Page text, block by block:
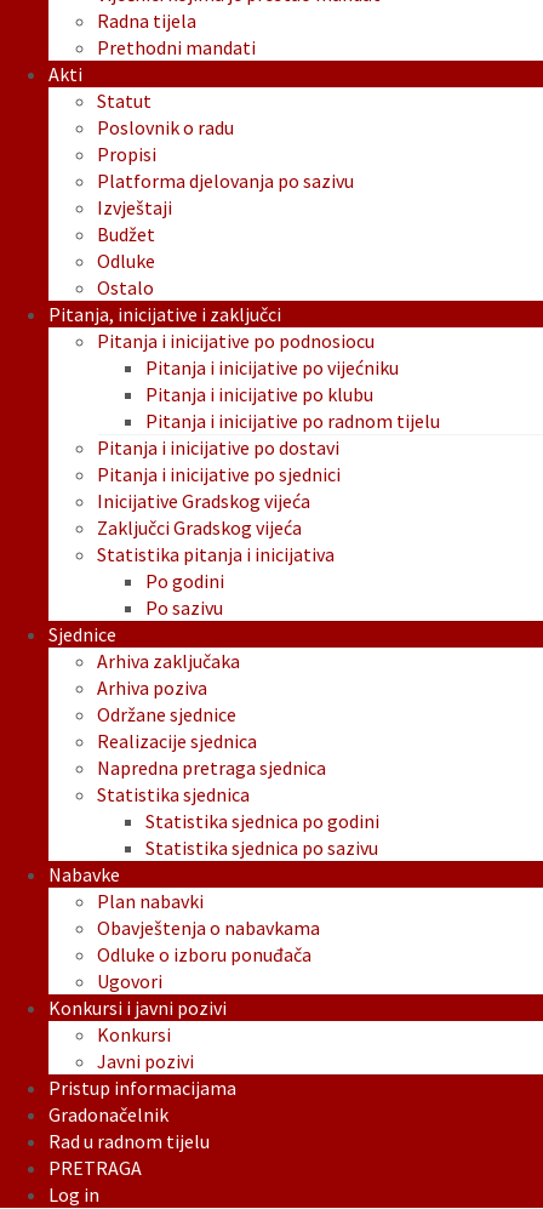
Radna tijela
Prethodni mandati
Akti
Statut
Poslovnik o radu
Propisi
Platforma djelovanja po sazivu
Izvještaji
Budžet
Odluke
Ostalo
Pitanja, inicijative i zaključci
Pitanja i inicijative po podnosiocu
Pitanja i inicijative po vijećniku
Pitanja i inicijative po klubu
Pitanja i inicijative po radnom tijelu
Pitanja i inicijative po dostavi
Pitanja i inicijative po sjednici
Inicijative Gradskog vijeća
Zaključci Gradskog vijeća
Statistika pitanja i inicijativa
Po godini
Po sazivu
Sjednice
Arhiva zaključaka
Arhiva poziva
Održane sjednice
Realizacije sjednica
Napredna pretraga sjednica
Statistika sjednica
Statistika sjednica po godini
Statistika sjednica po sazivu
Nabavke
Plan nabavki
Obavještenja o nabavkama
Odluke o izboru ponuđača
Ugovori
Konkursi i javni pozivi
Konkursi
Javni pozivi
Pristup informacijama
Gradonačelnik
Rad u radnom tijelu
PRETRAGA
Log in